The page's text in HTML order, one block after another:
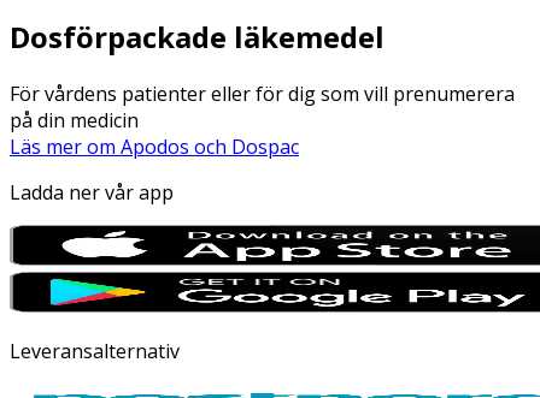
Dosförpackade läkemedel
För vårdens patienter eller för dig som vill prenumerera
på din medicin
Läs mer om Apodos och Dospac
Ladda ner vår app
Leveransalternativ